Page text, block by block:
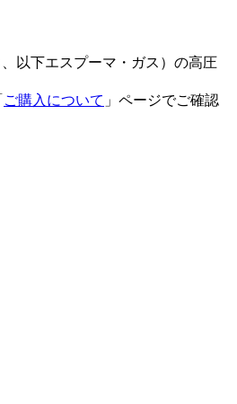
以下エスプーマ・ガス）の高圧
ご購入について 」ページでご確認